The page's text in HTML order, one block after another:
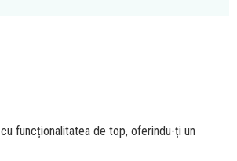
funcționalitatea de top, oferindu-ți un